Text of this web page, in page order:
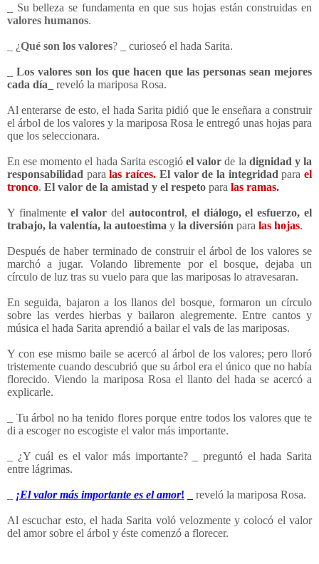
_ Su belleza se fundamenta en que sus hojas están construidas en
valores humanos.
_ ¿Qué son los valores? _ curioseó el hada Sarita.
Los valores son los que hacen que las personas sean mejores
cada día_ reveló la mariposa Rosa.
Al enterarse de esto, el hada Sarita pidió que le enseñara a construir
el árbol de los valores y la mariposa Rosa le entregó unas hojas para
que los seleccionara.
En ese momento el hada Sarita escogióel valorde la dignidad y la
responsabilidad paralas raíces. El valor de la integridad parael
tronco. El valor de la amistad y el respeto para las ramas.
Y finalmente el valor del autocontrol, el diálogo, el esfuerzo, el
trabajo, la valentía, la autoestima y la diversión para las hojas.
Después de haber terminado de construir el árbol de los valores se
marchó a jugar. Volando libremente por el bosque, dejaba un
círculo de luz tras su vuelo para que las mariposas lo atravesaran.
En seguida, bajaron a los llanos del bosque, formaron un círculo
sobre las verdes hierbas y bailaron alegremente. Entre cantos y
música el hada Sarita aprendió a bailar el vals de las mariposas.
Y con ese mismo baile se acercó al árbol de los valores; pero lloró
tristemente cuando descubrió que su árbol era el único que no había
florecido. Viendo la mariposa Rosa el llanto del hada se acercó a
explicarle.
_ Tu árbol no ha tenido flores porque entre todos los valores que te
di a escoger no escogiste el valor más importante.
_ ¿Y cuál es el valor más importante? _ preguntó el hada Sarita
entre lágrimas.
¡El valor más importante es el amor! reveló la mariposa Rosa.
Al escuchar esto, el hada Sarita voló velozmente y colocó el valor
del amor sobre el árbol y éste comenzó a florecer.